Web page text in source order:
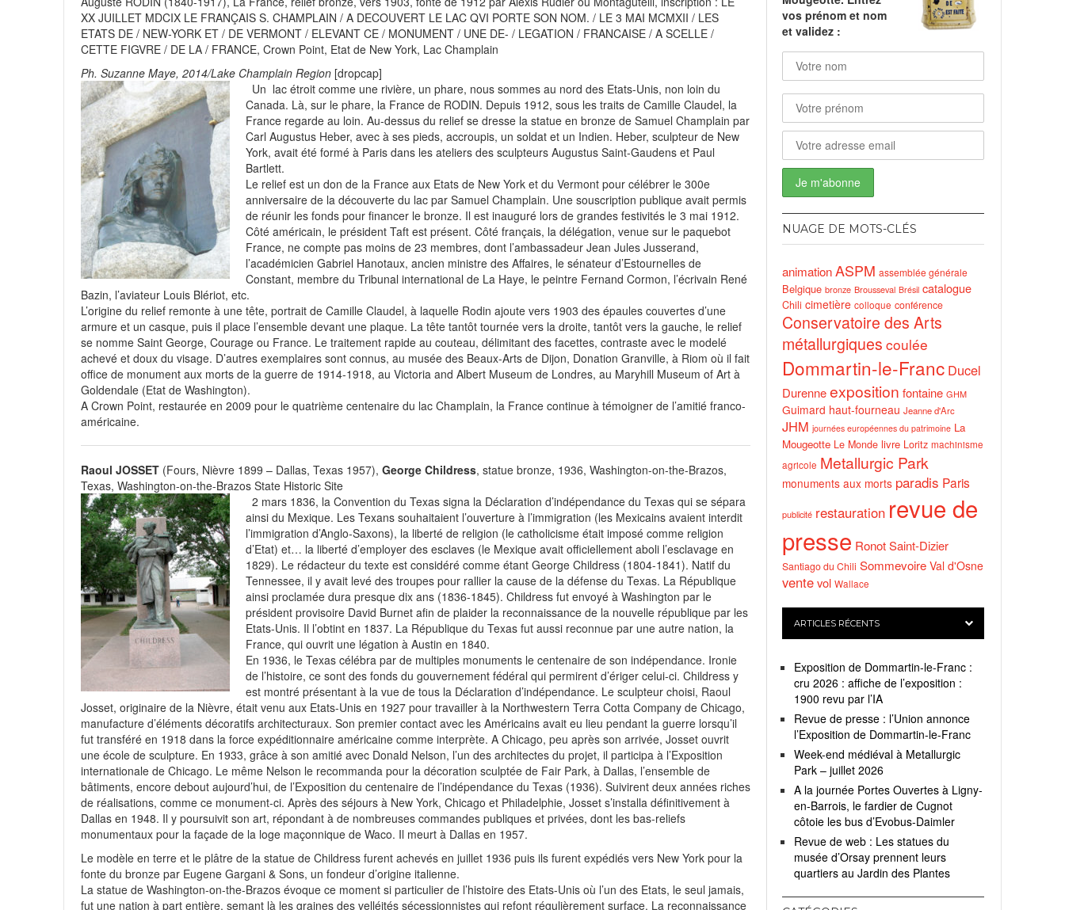
Visite à Neufchef et Uckange juin 22, 2026
Le monument de 1544 était de la Fête Renaissance les 13 et 14 juin juin 18, 2026
La Mougeotte n°116 présente le challenge IA et fontes (french, english and spanish)
Revue de presse : Ouest France – Pourquoi les hauts fourneaux au charbon sont devenus l’un des grands
pièges climatiques de cette décennie ? juin 4, 2026
Pierres lithographiques : présentation du Conservatoire des Arts de la métallurgie mai 29, 2026
XX JUILLET MDCIX LE FRANÇAIS S. CHAMPLAIN / A DECOUVERT LE LAC QVI PORTE SON NOM. / LE 3 MAI MCMXII / LES
ETATS DE / NEW-YORK ET / DE VERMONT / ELEVANT CE / MONUMENT / UNE DE- / LEGATION / FRANCAISE / A SCELLE /
CETTE FIGVRE / DE LA / FRANCE, Crown Point, Etat de New York, Lac Champlain
Ph. Suzanne Maye, 2014/Lake Champlain Region [dropcap]
Un lac étroit comme une rivière, un phare, nous sommes au nord des Etats-Unis, non loin du
Canada. Là, sur le phare, la France de RODIN. Depuis 1912, sous les traits de Camille Claudel, la
France regarde au loin. Au-dessus du relief se dresse la statue en bronze de Samuel Champlain par
Carl Augustus Heber, avec à ses pieds, accroupis, un soldat et un Indien. Heber, sculpteur de New
York, avait été formé à Paris dans les ateliers des sculpteurs Augustus Saint-Gaudens et Paul
Bartlett.
Le relief est un don de la France aux Etats de New York et du Vermont pour célébrer le 300e
anniversaire de la découverte du lac par Samuel Champlain. Une souscription publique avait permis
de réunir les fonds pour financer le bronze. Il est inauguré lors de grandes festivités le 3 mai 1912.
Côté américain, le président Taft est présent. Côté français, la délégation, venue sur le paquebot
France, ne compte pas moins de 23 membres, dont l’ambassadeur Jean Jules Jusserand,
l’académicien Gabriel Hanotaux, ancien ministre des Affaires, le sénateur d’Estournelles de
Constant, membre du Tribunal international de La Haye, le peintre Fernand Cormon, l’écrivain René
Bazin, l’aviateur Louis Blériot, etc.
L’origine du relief remonte à une tête, portrait de Camille Claudel, à laquelle Rodin ajoute vers 1903 des épaules couvertes d’une
armure et un casque, puis il place l’ensemble devant une plaque. La tête tantôt tournée vers la droite, tantôt vers la gauche, le relief
se nomme Saint George, Courage ou France. Le traitement rapide au couteau, délimitant des facettes, contraste avec le modelé
achevé et doux du visage. D’autres exemplaires sont connus, au musée des Beaux-Arts de Dijon, Donation Granville, à Riom où il fait
office de monument aux morts de la guerre de 1914-1918, au Victoria and Albert Museum de Londres, au Maryhill Museum of Art à
Goldendale (Etat de Washington).
A Crown Point, restaurée en 2009 pour le quatrième centenaire du lac Champlain, la France continue à témoigner de l’amitié franco-
américaine.
Raoul JOSSET (Fours, Nièvre 1899 – Dallas, Texas 1957), George Childress, statue bronze, 1936, Washington-on-the-Brazos,
Texas, Washington-on-the-Brazos State Historic Site
2 mars 1836, la Convention du Texas signa la Déclaration d’indépendance du Texas qui se sépara
ainsi du Mexique. Les Texans souhaitaient l’ouverture à l’immigration (les Mexicains avaient interdit
l’immigration d’Anglo-Saxons), la liberté de religion (le catholicisme était imposé comme religion
d’Etat) et… la liberté d’employer des esclaves (le Mexique avait officiellement aboli l’esclavage en
1829). Le rédacteur du texte est considéré comme étant George Childress (1804-1841). Natif du
Tennessee, il y avait levé des troupes pour rallier la cause de la défense du Texas. La République
ainsi proclamée dura presque dix ans (1836-1845). Childress fut envoyé à Washington par le
président provisoire David Burnet afin de plaider la reconnaissance de la nouvelle république par les
Etats-Unis. Il l’obtint en 1837. La République du Texas fut aussi reconnue par une autre nation, la
France, qui ouvrit une légation à Austin en 1840.
En 1936, le Texas célébra par de multiples monuments le centenaire de son indépendance. Ironie
de l’histoire, ce sont des fonds du gouvernement fédéral qui permirent d’ériger celui-ci. Childress y
est montré présentant à la vue de tous la Déclaration d’indépendance. Le sculpteur choisi, Raoul
Josset, originaire de la Nièvre, était venu aux Etats-Unis en 1927 pour travailler à la Northwestern Terra Cotta Company de Chicago,
manufacture d’éléments décoratifs architecturaux. Son premier contact avec les Américains avait eu lieu pendant la guerre lorsqu’il
fut transféré en 1918 dans la force expéditionnaire américaine comme interprète. A Chicago, peu après son arrivée, Josset ouvrit
une école de sculpture. En 1933, grâce à son amitié avec Donald Nelson, l’un des architectes du projet, il participa à l’Exposition
internationale de Chicago. Le même Nelson le recommanda pour la décoration sculptée de Fair Park, à Dallas, l’ensemble de
bâtiments, encore debout aujourd’hui, de l’Exposition du centenaire de l’indépendance du Texas (1936). Suivirent deux années riches
de réalisations, comme ce monument-ci. Après des séjours à New York, Chicago et Philadelphie, Josset s’installa définitivement à
Dallas en 1948. Il y poursuivit son art, répondant à de nombreuses commandes publiques et privées, dont les bas-reliefs
monumentaux pour la façade de la loge maçonnique de Waco. Il meurt à Dallas en 1957.
Le modèle en terre et le plâtre de la statue de Childress furent achevés en juillet 1936 puis ils furent expédiés vers New York pour la
fonte du bronze par Eugene Gargani & Sons, un fondeur d’origine italienne.
La statue de Washington-on-the-Brazos évoque ce moment si particulier de l’histoire des Etats-Unis où l’un des Etats, le seul jamais,
fut une nation à part entière, semant là les graines des velléités sécessionnistes qui refont régulièrement surface. La reconnaissance
vos prénom et nom
et validez :
NUAGE DE MOTS-CLÉS
animationASPM assemblée générale
Belgique bronze Brousseval Brésil catalogue
Chili cimetière colloque conférence
Conservatoire des Arts
métallurgiques coulée
Dommartin-le-Franc Ducel
Durenneexposition fontaine GHM
Guimard haut-fourneau Jeanne d'Arc
JHM journées européennes du patrimoine La
Mougeotte Le Monde livre Loritz machinisme
agricole Metallurgic Park
monuments aux morts paradis Paris
publicité restauration revue de
presse RonotSaint-Dizier
Santiago du Chili Sommevoire Val d'Osne
ventevol Wallace
ARTICLES RÉCENTS
Exposition de Dommartin-le-Franc :
cru 2026 : affiche de l’exposition :
1900 revu par l’IA
Revue de presse : l’Union annonce
l’Exposition de Dommartin-le-Franc
Week-end médiéval à Metallurgic
Park – juillet 2026
A la journée Portes Ouvertes à Ligny-
en-Barrois, le fardier de Cugnot
côtoie les bus d’Evobus-Daimler
Revue de web : Les statues du
musée d’Orsay prennent leurs
quartiers au Jardin des Plantes